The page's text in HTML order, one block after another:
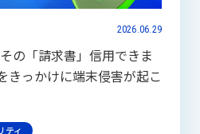
2026.06.29
その「請求書」信用できま
きっかけに端末侵害が起こ
ティ